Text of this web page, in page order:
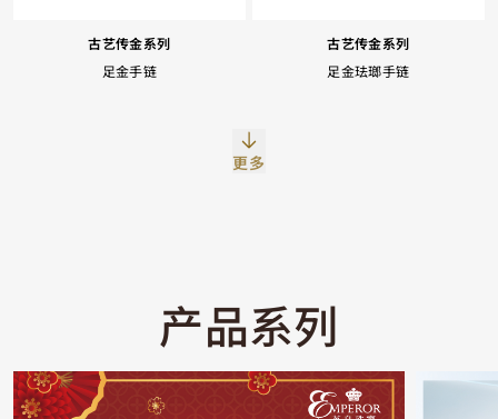
古艺传金系列
足金手链
古艺传金系列
足金珐瑯手链
更多
产品系列